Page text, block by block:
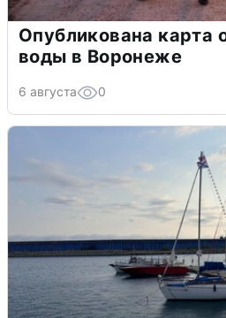
Опубликована карта
воды в Воронеже
6 августа 0